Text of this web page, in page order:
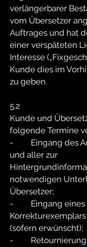
verlängerbarer
vom Übersetzer
Auftrages und hat
einer verspäteten
Interesse
Kunde dies im
zu geben.
5.2
Kunde und
folgende Termine
- Eingang des
und aller zur
notwendigen
Übersetzer;
- Eingang eines
(sofern erwünscht);
- Retournierung